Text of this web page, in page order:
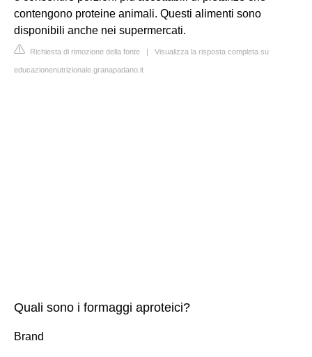
contengono proteine animali. Questi alimenti sono
disponibili anche nei supermercati.
Richiesta di rimozione della fonte | Visualizza la risposta completa su
educazionenutrizionale.granapadano.it
Quali sono i formaggi aproteici?
Brand